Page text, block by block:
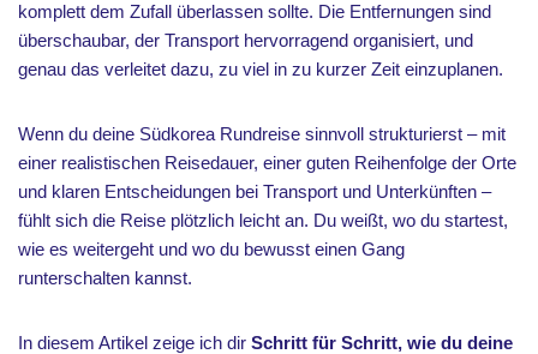
komplett dem Zufall überlassen sollte. Die Entfernungen sind
überschaubar, der Transport hervorragend organisiert, und
genau das verleitet dazu, zu viel in zu kurzer Zeit einzuplanen.
Wenn du deine Südkorea Rundreise sinnvoll strukturierst – mit
einer realistischen Reisedauer, einer guten Reihenfolge der Orte
und klaren Entscheidungen bei Transport und Unterkünften –
fühlt sich die Reise plötzlich leicht an. Du weißt, wo du startest,
wie es weitergeht und wo du bewusst einen Gang
runterschalten kannst.
In diesem Artikel zeige ich dir Schritt für Schritt, wie du deine